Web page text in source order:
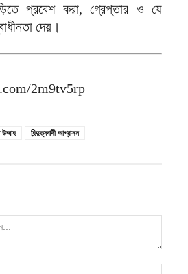
প্রবেশ করা, গ্রেপ্তার ও যে
দেয়।
2m9tv5rp
উম্মাহ হিন্দুত্ববাদী আগ্রাসন